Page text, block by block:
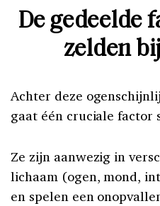
De gedeelde
zelden
Achter deze
gaat één cruciale factor
Ze zijn aanwezig in
lichaam (ogen, mond,
en spelen een